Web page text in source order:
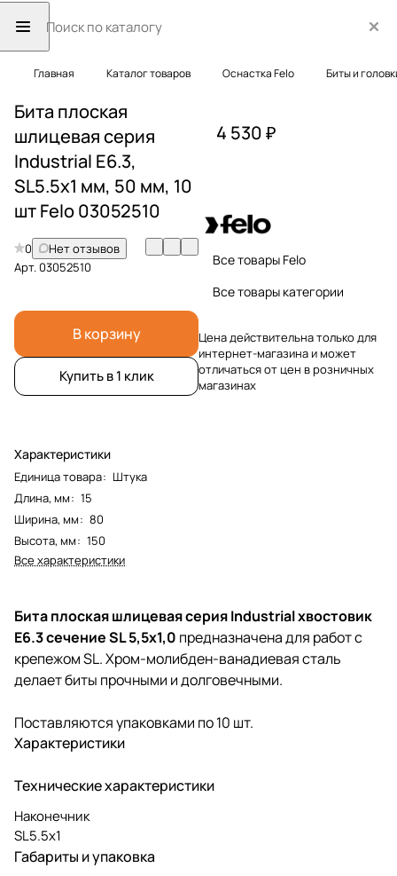
Главная Каталог товаров Оснастка Felo Биты и
Бита плоская
шлицевая серия
Industrial E6.3,
SL5.5x1 мм, 50 мм, 10
шт Felo 03052510
0
Нет отзывов
Арт.03052510
В корзину
Купить в 1 клик
Характеристики
Единица товара: Штука
Длина, мм: 15
Ширина, мм: 80
Высота, мм: 150
Все характеристики
4 530 ₽
Все товары Felo
Все товары категории
Цена действительна только для
интернет-магазина и может
отличаться от цен в розничных
магазинах
Бита плоская шлицевая серия Industrial хвостовик
E6.3 сечение SL 5,5х1,0 предназначена для работ с
крепежом SL. Хром-молибден-ванадиевая сталь
делает биты прочными и долговечными.
Поставляются упаковками по 10 шт.
Характеристики
Технические характеристики
Наконечник
SL5.5х1
Габариты и упаковка